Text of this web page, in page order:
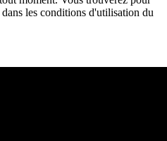
les conditions d'utilisation du